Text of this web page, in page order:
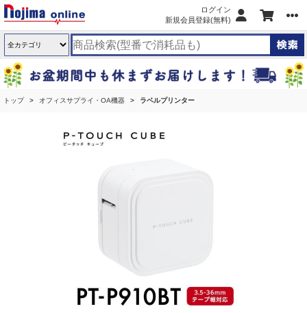
ログイン
新規会員登録(無料)
トップ オフィスサプライ・OA機器 ラベルプリンター